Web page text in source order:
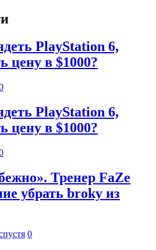
PlayStation 6,
цену в $1000?
PlayStation 6,
цену в $1000?
Тренер FaZe
убрать broky из
0